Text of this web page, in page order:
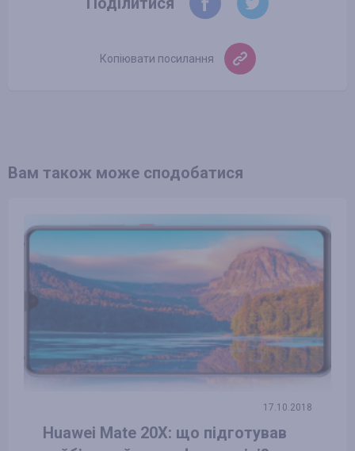
Копіювати посилання
Вам також може сподобатися
17.10.2018
Huawei Mate 20X: що підготував